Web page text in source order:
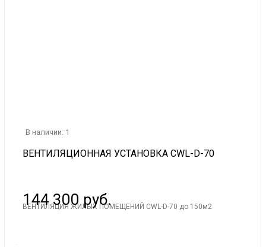
В наличии: 1
ВЕНТИЛЯЦИОННАЯ УСТАНОВКА CWL-D-70
ВЕНТИЛЯЦИЯ ЖИЛЫХ ПОМЕЩЕНИЙ CWL-D-70 до 150м2
144 300 руб.